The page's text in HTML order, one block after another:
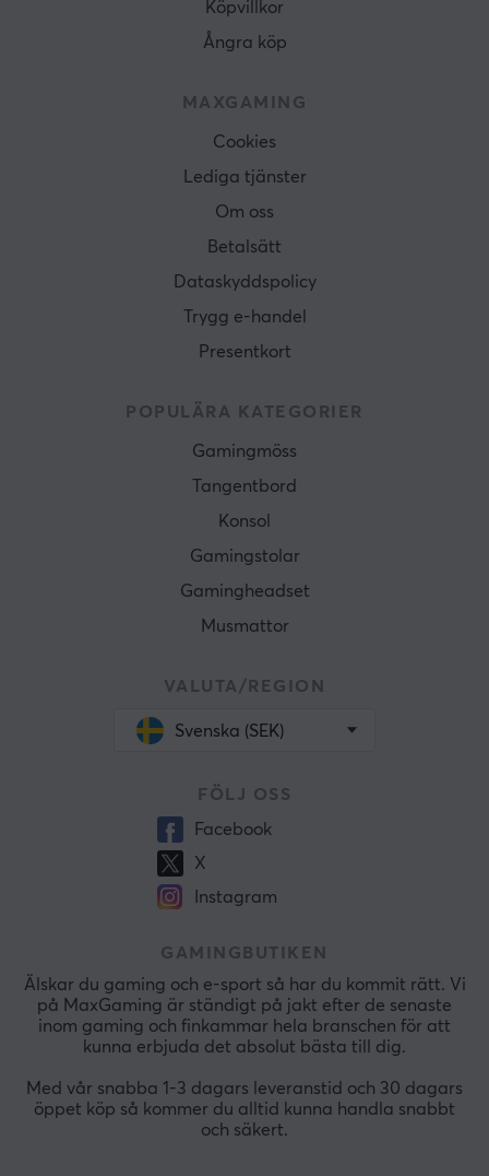
Köpvillkor
Ångra köp
MAXGAMING
Cookies
Lediga tjänster
Om oss
Betalsätt
Dataskyddspolicy
Trygg e-handel
Presentkort
POPULÄRA KATEGORIER
Gamingmöss
Tangentbord
Konsol
Gamingstolar
Gamingheadset
Musmattor
VALUTA/REGION
Svenska (SEK)
FÖLJ OSS
Facebook
X
Instagram
GAMINGBUTIKEN
Älskar du gaming och e-sport så har du kommit rätt. Vi
på MaxGaming är ständigt på jakt efter de senaste
inom gaming och finkammar hela branschen för att
kunna erbjuda det absolut bästa till dig.
Med vår snabba 1-3 dagars leveranstid och 30 dagars
öppet köp så kommer du alltid kunna handla snabbt
och säkert.